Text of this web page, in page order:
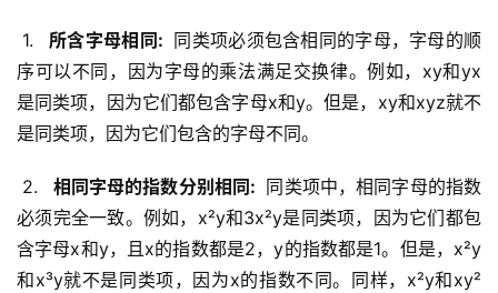
1.
  所含字母相同:
同类项必须包含相同的字母，字母的顺
序可以不同，因为字母的乘法满足交换律。例如，xy和yx
是同类项，因为它们都包含字母x和y。但是，xy和xyz就不
是同类项，因为它们包含的字母不同。
2.
  相同字母的指数分别相同:
同类项中，相同字母的指数
必须完全一致。例如，x²y和3x²y是同类项，因为它们都包
含字母x和y，且x的指数都是2，y的指数都是1。但是，x²y
和x³y就不是同类项，因为x的指数不同。同样，x²y和xy²